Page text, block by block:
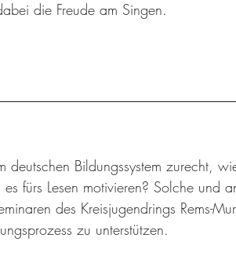
die Freude am Singen.
deutschen Bildungssystem zurecht,
fürs Lesen motivieren? Solche und
des Kreisjugendrings Rems-
zu unterstützen.